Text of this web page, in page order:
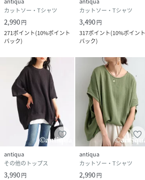
カットソー・Tシャツ
2,990円
271ポイント(10%ポイント
バック)
カットソー・Tシャツ
3,490円
317ポイント(10%ポイント
バック)
antiqua
その他のトップス
3,990円
antiqua
カットソー・Tシャツ
2,990円